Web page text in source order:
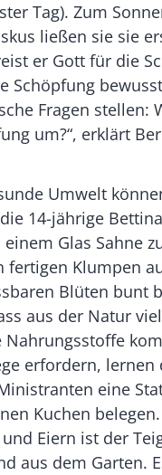
Tag). Zum
ließen sie sie
er Gott für die
Schöpfung
Fragen stellen:
um?“, erklärt
Umwelt
14-jährige
Glas Sahne
fertigen Klumpen
Blüten bunt
aus der Natur
Nahrungsstoffe
erfordern, lernen
eine
Kuchen belegen.
Eiern ist der
aus dem Garten.